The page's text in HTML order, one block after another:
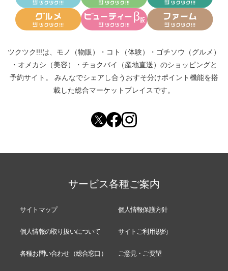
ツクツク!!!は、 モノ（物販） ・ コト（体験） ・ ゴチソウ（グルメ）
・ オメカシ（美容） ・ チョクバイ（産地直送） のショッピングと
予約サイト。
みんなでシェアし合う おすそ分けポイント機能を搭
載した総合マーケットプレイスです。
サービス各種ご案内
サイトマップ 個人情報保護方針
個人情報の取り扱いについて サイトご利用規約
各種お問い合わせ（総合窓口） ご意見・ご要望